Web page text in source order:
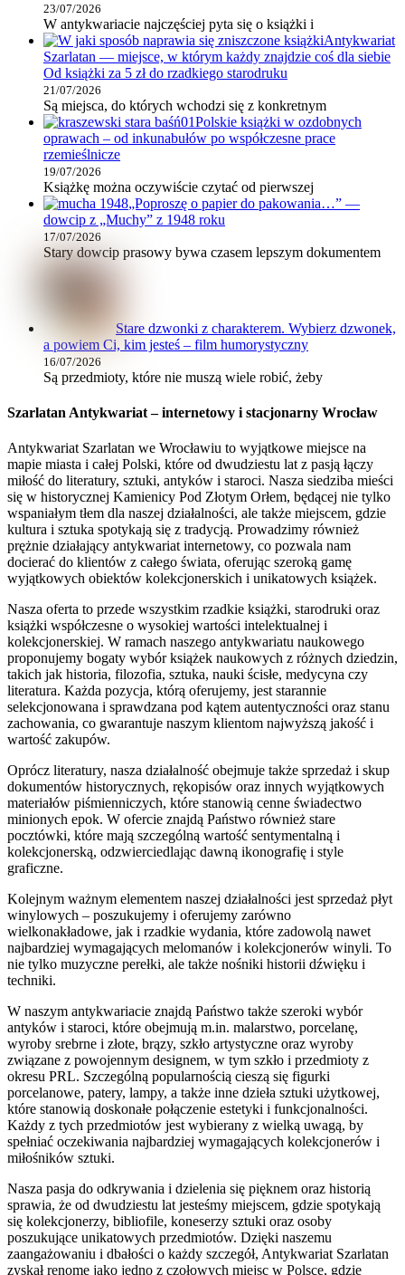
23/07/2026
W antykwariacie najczęściej pyta się o książki i
Antykwariat
Szarlatan — miejsce, w którym każdy znajdzie coś dla siebie
Od książki za 5 zł do rzadkiego starodruku
21/07/2026
Są miejsca, do których wchodzi się z konkretnym
Polskie książki w ozdobnych
oprawach – od inkunabułów po współczesne prace
rzemieślnicze
19/07/2026
Książkę można oczywiście czytać od pierwszej
„Poproszę o papier do pakowania…” —
dowcip z „Muchy” z 1948 roku
17/07/2026
Stary dowcip prasowy bywa czasem lepszym dokumentem
Stare dzwonki z charakterem. Wybierz dzwonek,
a powiem Ci, kim jesteś – film humorystyczny
16/07/2026
Są przedmioty, które nie muszą wiele robić, żeby
Szarlatan Antykwariat – internetowy i stacjonarny Wrocław
Antykwariat Szarlatan we Wrocławiu to wyjątkowe miejsce na
mapie miasta i całej Polski, które od dwudziestu lat z pasją łączy
miłość do literatury, sztuki, antyków i staroci. Nasza siedziba mieści
się w historycznej Kamienicy Pod Złotym Orłem, będącej nie tylko
wspaniałym tłem dla naszej działalności, ale także miejscem, gdzie
kultura i sztuka spotykają się z tradycją. Prowadzimy również
prężnie działający antykwariat internetowy, co pozwala nam
docierać do klientów z całego świata, oferując szeroką gamę
wyjątkowych obiektów kolekcjonerskich i unikatowych książek.
Nasza oferta to przede wszystkim rzadkie książki, starodruki oraz
książki współczesne o wysokiej wartości intelektualnej i
kolekcjonerskiej. W ramach naszego antykwariatu naukowego
proponujemy bogaty wybór książek naukowych z różnych dziedzin,
takich jak historia, filozofia, sztuka, nauki ścisłe, medycyna czy
literatura. Każda pozycja, którą oferujemy, jest starannie
selekcjonowana i sprawdzana pod kątem autentyczności oraz stanu
zachowania, co gwarantuje naszym klientom najwyższą jakość i
wartość zakupów.
Oprócz literatury, nasza działalność obejmuje także sprzedaż i skup
dokumentów historycznych, rękopisów oraz innych wyjątkowych
materiałów piśmienniczych, które stanowią cenne świadectwo
minionych epok. W ofercie znajdą Państwo również stare
pocztówki, które mają szczególną wartość sentymentalną i
kolekcjonerską, odzwierciedlając dawną ikonografię i style
graficzne.
Kolejnym ważnym elementem naszej działalności jest sprzedaż płyt
winylowych – poszukujemy i oferujemy zarówno
wielkonakładowe, jak i rzadkie wydania, które zadowolą nawet
najbardziej wymagających melomanów i kolekcjonerów winyli. To
nie tylko muzyczne perełki, ale także nośniki historii dźwięku i
techniki.
W naszym antykwariacie znajdą Państwo także szeroki wybór
antyków i staroci, które obejmują m.in. malarstwo, porcelanę,
wyroby srebrne i złote, brązy, szkło artystyczne oraz wyroby
związane z powojennym designem, w tym szkło i przedmioty z
okresu PRL. Szczególną popularnością cieszą się figurki
porcelanowe, patery, lampy, a także inne dzieła sztuki użytkowej,
które stanowią doskonałe połączenie estetyki i funkcjonalności.
Każdy z tych przedmiotów jest wybierany z wielką uwagą, by
spełniać oczekiwania najbardziej wymagających kolekcjonerów i
miłośników sztuki.
Nasza pasja do odkrywania i dzielenia się pięknem oraz historią
sprawia, że od dwudziestu lat jesteśmy miejscem, gdzie spotykają
się kolekcjonerzy, bibliofile, koneserzy sztuki oraz osoby
poszukujące unikatowych przedmiotów. Dzięki naszemu
zaangażowaniu i dbałości o każdy szczegół, Antykwariat Szarlatan
zyskał renomę jako jedno z czołowych miejsc w Polsce, gdzie